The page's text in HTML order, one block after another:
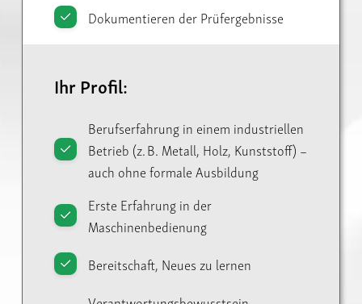
Dokumentieren der Prüfergebnisse
Ihr Profil:
Berufserfahrung in einem industriellen
Betrieb (z. B. Metall, Holz, Kunststoff) –
auch ohne formale Ausbildung
Erste Erfahrung in der
Maschinenbedienung
Bereitschaft, Neues zu lernen